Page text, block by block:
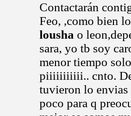
Contactarán
Feo, ,como bien
lousha o
sara, yo tb soy
menor tiempo
piiiiiiiiiii.. cnto.
tuvieron lo envias
poco para q